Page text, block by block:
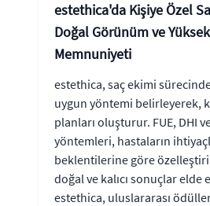
estethica'da Kişiye Özel
Doğal Görünüm ve
Memnuniyeti
estethica, saç ekimi
uygun yöntemi belirleyerek,
planları oluşturur. FUE, DHI
yöntemleri, hastaların
beklentilerine göre
doğal ve kalıcı sonuçlar elde
estethica, uluslararası